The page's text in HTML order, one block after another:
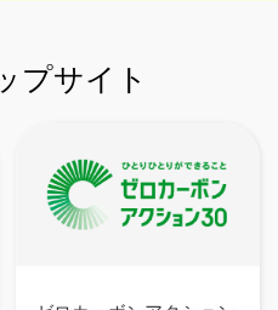
プサイト